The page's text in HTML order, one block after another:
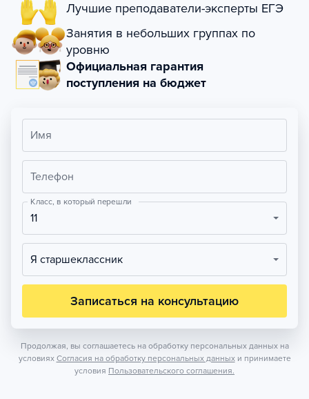
Лучшие преподаватели-эксперты ЕГЭ
Занятия в небольших группах по
уровню
Официальная гарантия
поступления на бюджет
Имя
Телефон
Класс, в который перешли
11
Я старшеклассник
Записаться на консультацию
Продолжая, вы соглашаетесь на обработку персональных данных на
условиях Согласия на обработку персональных данных и принимаете
условия Пользовательского соглашения.